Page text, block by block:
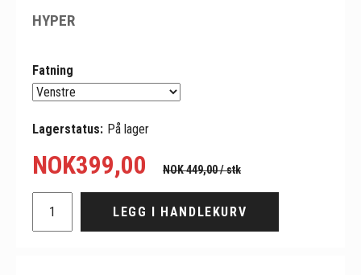
HYPER
Fatning
Lagerstatus: På lager
NOK399,00 NOK 449,00/ stk
LEGG I HANDLEKURV